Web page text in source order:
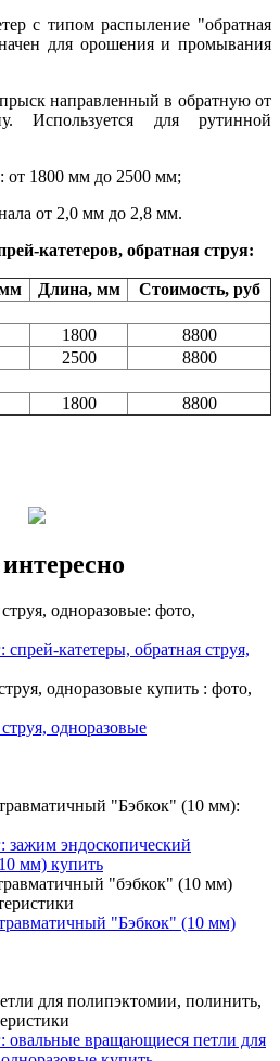
с типом распыление "обратная
для орошения и промывания
направленный в обратную от
Используется для рутинной
от 1800 мм до 2500 мм;
от 2,0 мм до 2,8 мм.
катетеров, обратная струя:
Длина, мм
Стоимость, руб
1800
8800
2500
8800
1800 8800
одноразовые: фото,
одноразовые купить : фото,
одноразовые
"Бэбкок" (10 мм):
"бэбкок" (10 мм)
"Бэбкок" (10 мм)
для полипэктомии, полинить,